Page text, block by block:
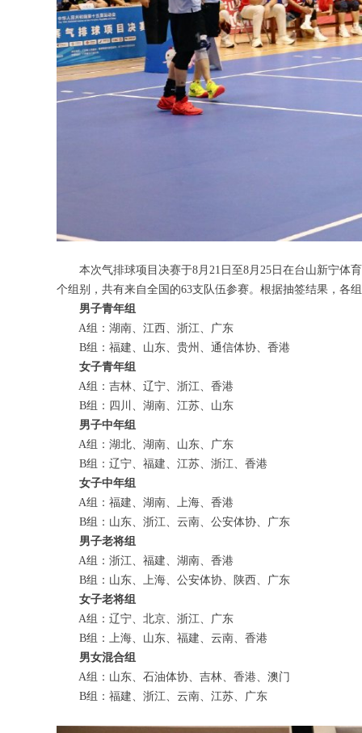
本次气排球项目决赛于8月21日至8月25日在台山新宁体
个组别，共有来自全国的63支队伍参赛。根据抽签结果，各
男子青年组
A组：湖南、江西、浙江、广东
B组：福建、山东、贵州、通信体协、香港
女子青年组
A组：吉林、辽宁、浙江、香港
B组：四川、湖南、江苏、山东
男子中年组
A组：湖北、湖南、山东、广东
B组：辽宁、福建、江苏、浙江、香港
女子中年组
A组：福建、湖南、上海、香港
B组：山东、浙江、云南、公安体协、广东
男子老将组
A组：浙江、福建、湖南、香港
B组：山东、上海、公安体协、陕西、广东
女子老将组
A组：辽宁、北京、浙江、广东
B组：上海、山东、福建、云南、香港
男女混合组
A组：山东、石油体协、吉林、香港、澳门
B组：福建、浙江、云南、江苏、广东